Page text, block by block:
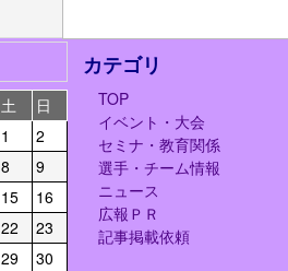
土
日
1
2
8
9
15
16
22
23
29
30
カテゴリ
TOP
イベント・大会
セミナ・教育関係
選手・チーム情報
ニュース
広報ＰＲ
記事掲載依頼